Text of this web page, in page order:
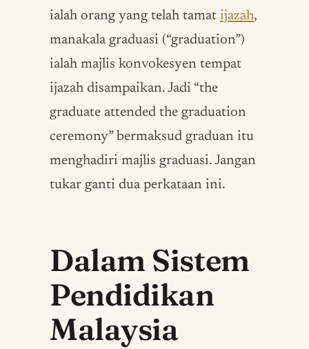
ialah orang yang telah tamat ijazah,
manakala graduasi (“graduation”)
ialah majlis konvokesyen tempat
ijazah disampaikan. Jadi “the
graduate attended the graduation
ceremony” bermaksud graduan itu
menghadiri majlis graduasi. Jangan
tukar ganti dua perkataan ini.
Dalam Sistem
Pendidikan
Malaysia